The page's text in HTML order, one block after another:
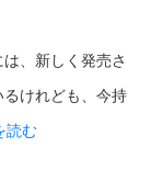
、新しく発売さ
けれども、今持
読む